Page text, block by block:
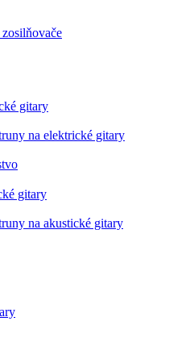
gitary
na elektrické gitary
gitary
na akustické gitary